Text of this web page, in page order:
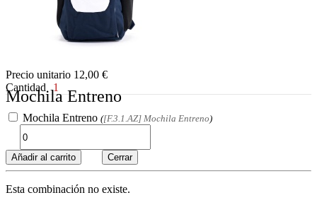
Precio unitario 12,00 €
Cantidad
1
Mochila Entreno
Mochila Entreno ([F.3.1.AZ] Mochila Entreno)
Añadir al carrito Cerrar
Esta combinación no existe.